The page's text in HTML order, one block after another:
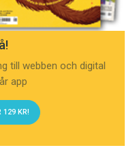
till webben och digital
app
129 KR!